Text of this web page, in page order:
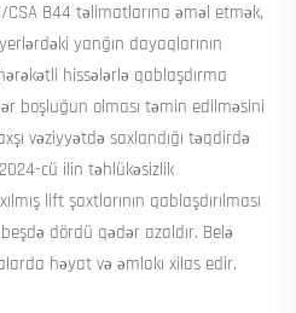
CSA B44 təlimatlarına əməl etmək,
yanğın dayaqlarının
hissələrlə qablaşdırma
boşluğun olması təmin edilməsini
vəziyyətdə saxlandığı təqdirdə
cü ilin təhlükəsizlik
lift şaxtlarının qablaşdırılması
dördü qədər azaldır. Belə
həyat və əmlakı xilas edir.